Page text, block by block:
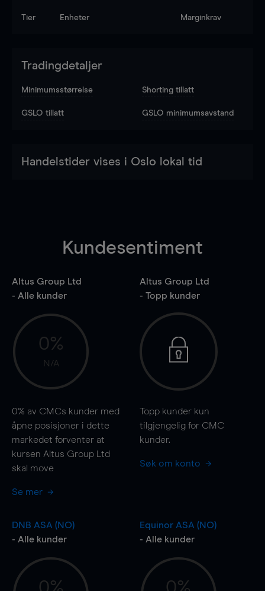
Tier Enheter Marginkrav
Tradingdetaljer
Minimumsstørrelse Shorting tillatt
GSLO tillatt GSLO minimumsavstand
Handelstider vises i Oslo lokal tid
Kundesentiment
Altus Group Ltd
- Alle kunder
0%
N/A
0% av CMCs kunder med
åpne posisjoner i dette
markedet forventer at
kursen Altus Group Ltd
skal move
Se mer
Altus Group Ltd
- Topp kunder
Topp kunder kun
tilgjengelig for CMC
kunder.
Søk om konto
DNB ASA (NO)
- Alle kunder
Equinor ASA (NO)
- Alle kunder